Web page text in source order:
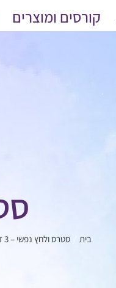
קורסים ומוצרים
בית סטרס ולחץ נפשי – 3 דרכים יעילות לפוגג אותם